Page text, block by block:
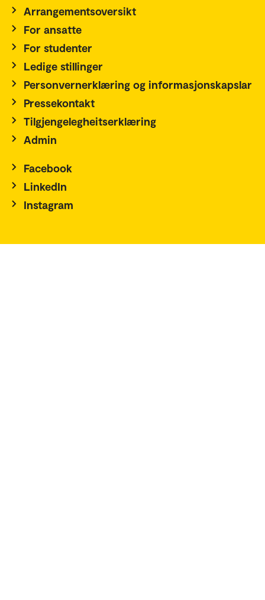
Arrangementsoversikt
For ansatte
For studenter
Ledige stillinger
Personvernerklæring og informasjonskapslar
Pressekontakt
Tilgjengelegheitserklæring
Admin
Facebook
LinkedIn
Instagram